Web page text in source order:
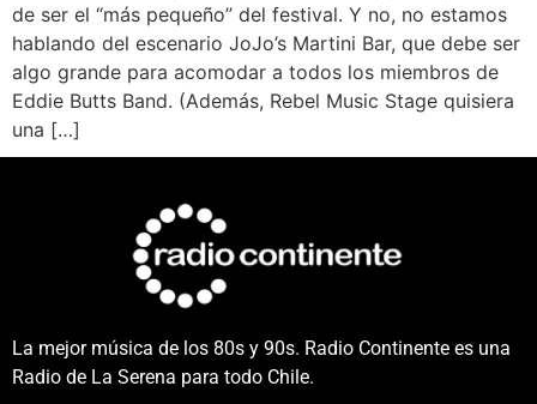
de ser el “más pequeño” del festival. Y no, no estamos
hablando del escenario JoJo’s Martini Bar, que debe ser
algo grande para acomodar a todos los miembros de
Eddie Butts Band. (Además, Rebel Music Stage quisiera
una […]
La mejor música de los 80s y 90s. Radio Continente es una
Radio de La Serena para todo Chile.